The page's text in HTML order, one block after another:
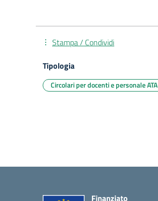
Stampa / Condividi
Tipologia
Circolari per docenti e personale ATA